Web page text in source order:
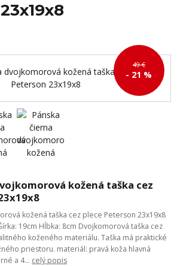
49 €
- 21 %
kožená taška cez
kožená taška cez plece Peterson 23x19x8
19cm Hĺbka: 8cm Dvojkomorová taška cez
koženého materiálu. Taška má praktické
priestoru. materiál: pravá koža hlavná
a 4... celý popis